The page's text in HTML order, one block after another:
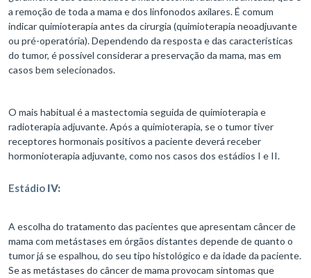
a remoção de toda a mama e dos linfonodos axilares. É comum
indicar quimioterapia antes da cirurgia (quimioterapia neoadjuvante
ou pré-operatória). Dependendo da resposta e das características
do tumor, é possível considerar a preservação da mama, mas em
casos bem selecionados.
O mais habitual é a mastectomia seguida de quimioterapia e
radioterapia adjuvante. Após a quimioterapia, se o tumor tiver
receptores hormonais positivos a paciente deverá receber
hormonioterapia adjuvante, como nos casos dos estádios I e II.
Estádio IV:
A escolha do tratamento das pacientes que apresentam câncer de
mama com metástases em órgãos distantes depende de quanto o
tumor já se espalhou, do seu tipo histológico e da idade da paciente.
Se as metástases do câncer de mama provocam sintomas que